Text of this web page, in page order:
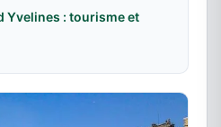
Yvelines : tourisme et